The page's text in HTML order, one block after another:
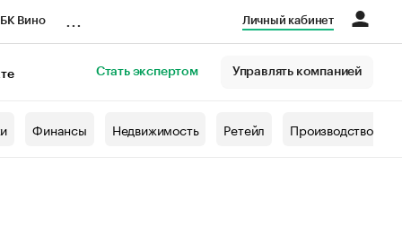
Вино Личный кабинет
Стать экспертом Управлять компанией
Финансы Недвижимость Ретейл Производство